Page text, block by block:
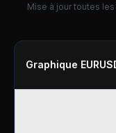
Mise à jour toutes
Graphique